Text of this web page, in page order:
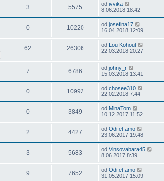
3 5575 od ivvika
8.06.2018 18:42
0 10220 od josefina17
16.04.2018 12:09
62 26306 od Lou Kohout
22.03.2018 20:27
7 6786 od johny_r
15.03.2018 13:41
0 10992 od chosee310
22.02.2018 7:44
0 3849 od MinaTom
10.12.2017 11:52
2 4427 od Odi.et.amo
23.06.2017 19:48
3 5683 od Vinsovabara45
8.06.2017 8:39
9 7652 od Odi.et.amo
31.05.2017 15:09